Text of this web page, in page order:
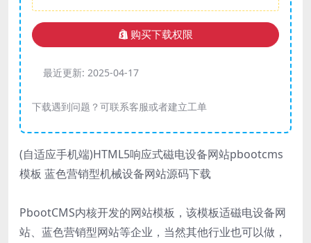
购买下载权限
最近更新: 2025-04-17
下载遇到问题？可联系客服或者建立工单
(自适应手机端)HTML5响应式磁电设备网站pbootcms
模板 蓝色营销型机械设备网站源码下载
PbootCMS内核开发的网站模板，该模板适磁电设备网
站、蓝色营销型网站等企业，当然其他行业也可以做，